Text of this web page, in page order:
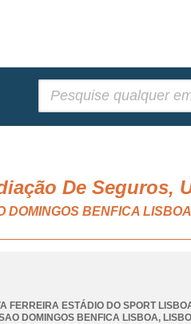
De Seguros,
BENFICA LISBOA
FERREIRA ESTÁDIO DO SPORT
DOMINGOS BENFICA LISBOA,